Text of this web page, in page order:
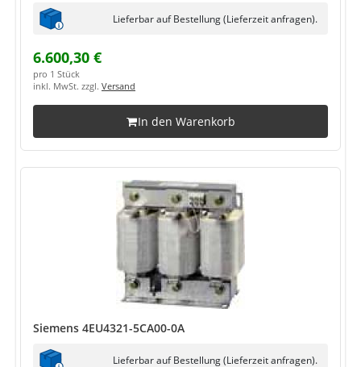
Lieferbar auf Bestellung (Lieferzeit anfragen).
6.600,30 €
pro 1 Stück
inkl. MwSt. zzgl. Versand
In den Warenkorb
Siemens 4EU4321-5CA00-0A
Lieferbar auf Bestellung (Lieferzeit anfragen).